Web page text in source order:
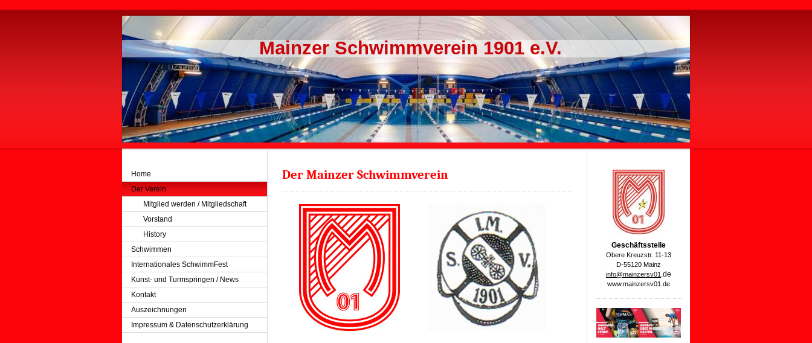
Mainzer Schwimmverein 1901 e.V.
Home
Der Verein
Mitglied werden / Mitgliedschaft
Vorstand
History
Schwimmen
Internationales SchwimmFest
Kunst- und Turmspringen / News
Kontakt
Auszeichnungen
Impressum & Datenschutzerklärung
Der Mainzer Schwimmverein
Geschäftsstelle
Obere Kreuzstr. 11-13
D-55120 Mainz
info@mainzersv01 .de
www.mainzersv01.de